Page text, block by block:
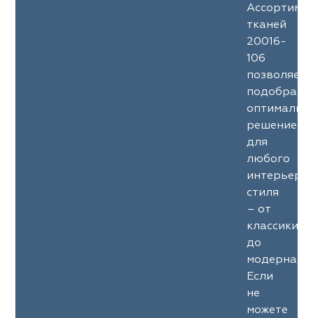
тканей
20016-
106
позволяет
подобрать
решение
для
любого
стиля
– от
классики
до
модерна.
Если
не
можете